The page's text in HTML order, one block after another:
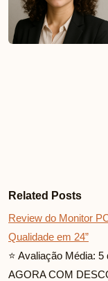
Related Posts
Review do Monitor
Qualidade em 24”
⭐ Avaliação Média:
AGORA COM